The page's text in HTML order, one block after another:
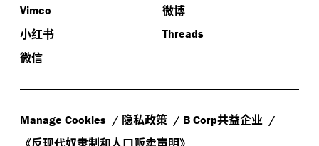
Vimeo
微博
小红书
Threads
微信
Manage Cookies 隐私政策 B Corp共益企业
《反现代奴隶制和人口贩卖声明》